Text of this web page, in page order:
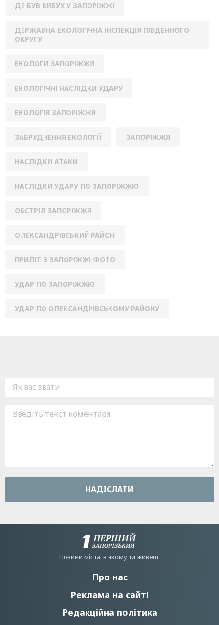
ДЕ БУВ ВИБУХ У ЗАПОРІЖЖІ
ДЕРЖАВНА ЕКОЛОГІЧНА ІНСПЕКЦІЯ ПІВДЕННОГО
ОКРУГУ
ЕКОЛОГИ ЗАПОРІЖЖЯ
ЕКОЛОГІЧНІ НАСЛІДКИ УДАРУ
ЕКОЛОГІЯ ЗАПОРІЖЖЯ
ЗАБРУДНЕННЯ ЕКОЛОГІЇ ЗАПОРІЖЖЯ
НАСЛІДКИ АТАКИ
НАСЛІДКИ УДАРУ ПО ЗАПОРІЖЖЮ
ОБСТРІЛ ЗАПОРІЖЖЯ
ОЛЕКСАНДРІВСЬКИЙ РАЙОН
ПРИЛІТ В ЗАПОРІЖЖІ ФОТО
УДАР ПО ЗАПОРІЖЖЮ
УДАР ПО ОЛЕКСАНДРІВСЬКОМУ РАЙОНУ
НАДIСЛАТИ
Новини мiста, в якому ти живеш.
Про нас
Реклама на сайті
Редакційна політика